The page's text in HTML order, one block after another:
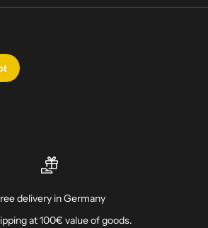
delivery in Germany
at 100€ value of goods.